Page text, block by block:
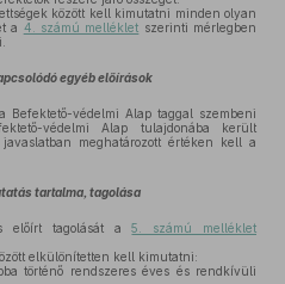
között kell kimutatni minden olyan
a 4. számú melléklet szerinti mérlegben
egyéb előírások
Befektető-védelmi Alap taggal szembeni
védelmi Alap tulajdonába került
meghatározott értéken kell a
tartalma, tagolása
előírt tagolását a5. számú melléklet
elkülönítetten kell kimutatni:
történő rendszeres éves és rendkívüli